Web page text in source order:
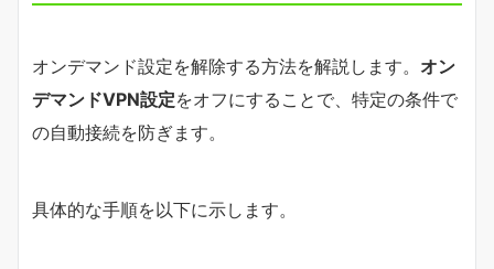
オンデマンド設定を解除する方法を解説します。 オン
デマンドVPN設定をオフにすることで、特定の条件で
の自動接続を防ぎます。
具体的な手順を以下に示します。